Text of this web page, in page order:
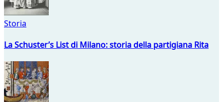
Storia
La Schuster’s List di Milano: storia della partigiana Rita